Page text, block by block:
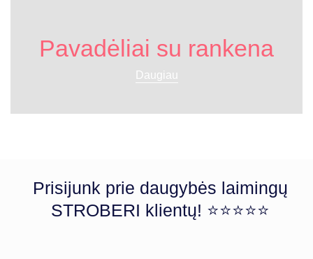
Pavadėliai su rankena
Daugiau
Prisijunk prie daugybės laimingų
STROBERI klientų! ⭐⭐⭐⭐⭐